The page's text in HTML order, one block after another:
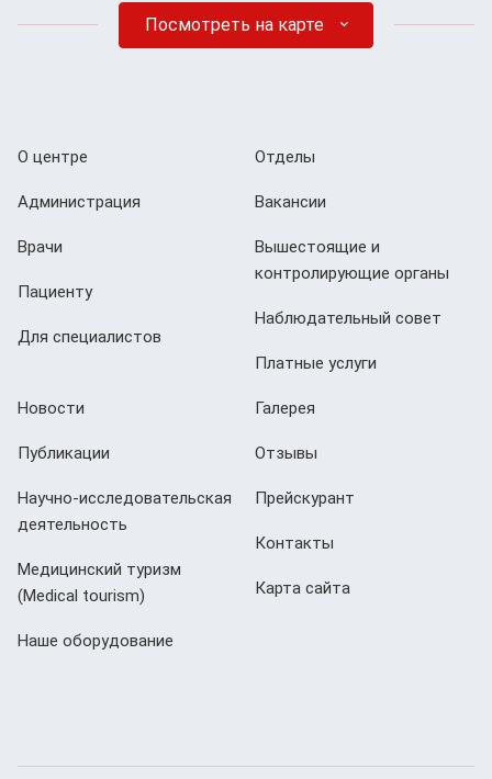
Посмотреть на карте
О центре
Администрация
Врачи
Пациенту
Для специалистов
Отделы
Вакансии
Вышестоящие и
контролирующие органы
Наблюдательный совет
Платные услуги
Новости
Публикации
Научно-исследовательская
деятельность
Медицинский туризм
(Мedical tourism)
Наше оборудование
Галерея
Отзывы
Прейскурант
Контакты
Карта сайта